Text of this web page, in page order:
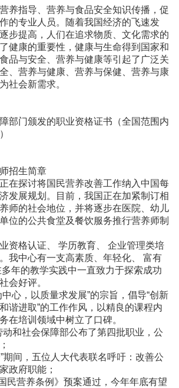
养指导、营养与食品安全知识传播，促
的专业人员。随着我国经济的飞速发
步提高，人们在追求物质、文化需求的
健康的重要性，健康与生命得到国家和
品与安全、营养与健康等引起了广泛关
、营养与健康、营养与保健、营养与康
社会新需求。
部门颁发的职业资格证书（全国范围内
招生简章
在探讨将国民营养改善工作纳入中国每
发展规划。目前，我国正在加紧制订相
师的社会地位，并将逐步在医院、幼儿
位的公共食堂及餐饮服务推行营养师制
资格认证、 学历教育、 企业管理类培
我中心有一支高素质、年轻化、 富有
年的教学实践中一直致力于探索成功
会好评。
心，以质量求发展”的宗旨，倡导“创新
谐进取”的工作作风，以精良的课程内
在培训领域中树立了口碑。
和社会保障部公布了第四批职业，公
期间，五位人大代表联名呼吁：改善公
政府职能；
民营养条例》预案通过，今年年底有望